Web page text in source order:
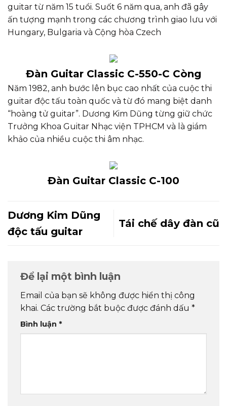
guitar từ năm 15 tuổi. Suốt 6 năm qua, anh đã gây
ấn tượng mạnh trong các chương trình giao lưu với
Hungary, Bulgaria và Cộng hòa Czech
Đàn Guitar Classic C-550-C Còng
Năm 1982, anh bước lên bục cao nhất của cuộc thi
guitar độc tấu toàn quốc và từ đó mang biệt danh
“hoàng tử guitar”. Dương Kim Dũng từng giữ chức
Trưởng Khoa Guitar Nhạc viện TPHCM và là giám
khảo của nhiều cuộc thi âm nhạc.
Đàn Guitar Classic C-100
Dương Kim Dũng
độc tấu guitar
Tái chế dây đàn cũ
Để lại một bình luận
Email của bạn sẽ không được hiển thị công
khai. Các trường bắt buộc được đánh dấu *
Bình luận *